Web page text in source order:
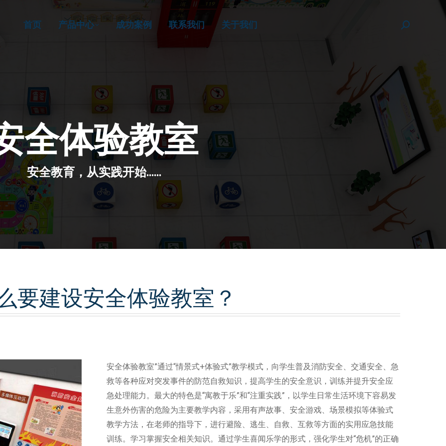
首页 产品中心 成功案例 联系我们 关于我们
搜
全体验教室
安全教育，从实践开始……
要建设安全体验教室？
安全体验教室”通过“情景式+体验式”教学模式，向学生普及消防安全、交通安全、急
救等各种应对突发事件的防范自救知识，提高学生的安全意识，训练并提升安全应
急处理能力。最大的特色是“寓教于乐”和“注重实践”，以学生日常生活环境下容易发
生意外伤害的危险为主要教学内容，采用有声故事、安全游戏、场景模拟等体验式
教学方法，在老师的指导下，进行避险、逃生、自救、互救等方面的实用应急技能
训练。学习掌握安全相关知识。通过学生喜闻乐学的形式，强化学生对“危机”的正确